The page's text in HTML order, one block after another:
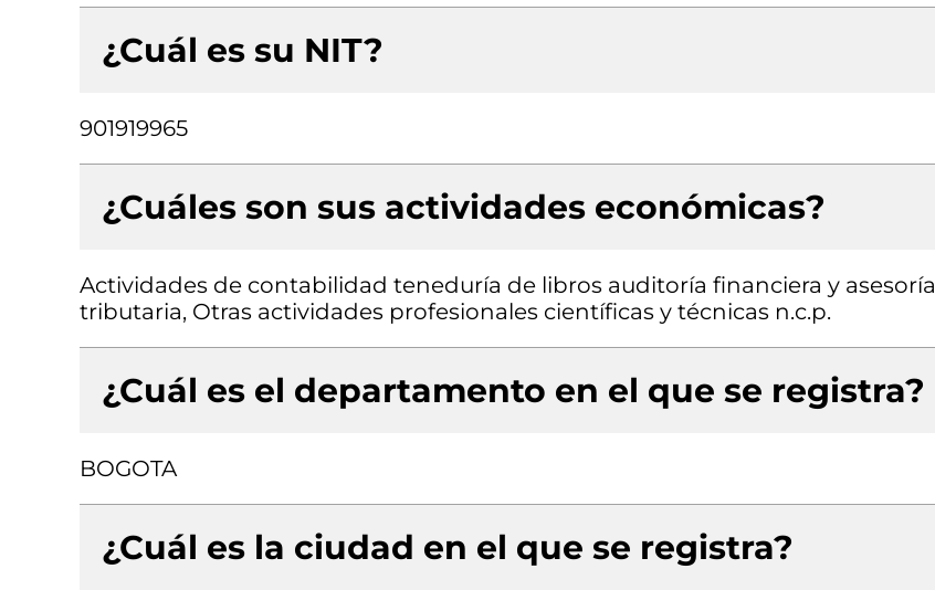
¿Cuál es su NIT?
901919965
¿Cuáles son sus actividades económicas?
Actividades de contabilidad teneduría de libros auditoría financiera y asesoría
tributaria, Otras actividades profesionales científicas y técnicas n.c.p.
¿Cuál es el departamento en el que se registra?
BOGOTA
¿Cuál es la ciudad en el que se registra?